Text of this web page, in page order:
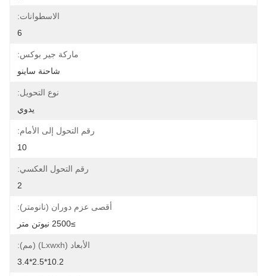
الاسطوانات:
6
ماركة جير بوكس:
شاحنة ساينو
نوع التحويل:
يدوي
رقم التحول إلى الأمام:
10
رقم التحول العكسي:
2
أقصى عزم دوران (نانومتر):
≥2500 نيوتن متر
الأبعاد (lxwxh) (مم):
10.2*2.5*3.4